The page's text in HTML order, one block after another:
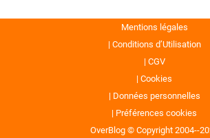
Mentions légales
Conditions d’Utilisation
CGV
Cookies
Données personnelles
Préférences cookies
OverBlog © Copyright 2004--